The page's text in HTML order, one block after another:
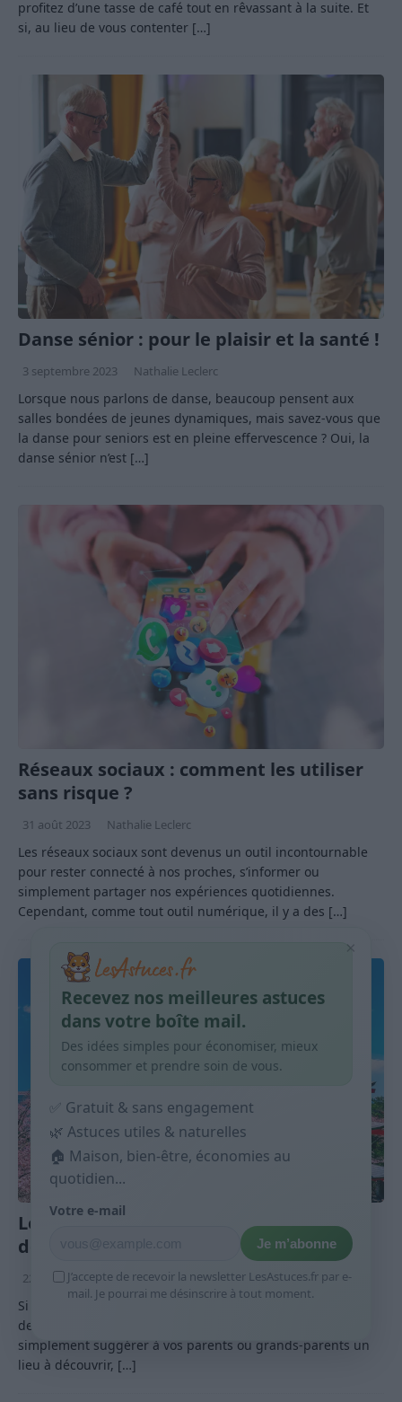
profitez d’une tasse de café tout en rêvassant à la suite. Et
si, au lieu de vous contenter […]
Danse sénior : pour le plaisir et la santé !
3 septembre 2023 Nathalie Leclerc
Lorsque nous parlons de danse, beaucoup pensent aux
salles bondées de jeunes dynamiques, mais savez-vous que
la danse pour seniors est en pleine effervescence ? Oui, la
danse sénior n’est […]
Réseaux sociaux : comment les utiliser
sans risque ?
31 août 2023 Nathalie Leclerc
Les réseaux sociaux sont devenus un outil incontournable
pour rester connecté à nos proches, s’informer ou
simplement partager nos expériences quotidiennes.
Cependant, comme tout outil numérique, il y a des […]
Les 5 destinations de voyage préférées
des séniors – La n°3 vous surprendra !
22 août 2023 Nathalie Leclerc
Si vous avez atteint l’âge d’or et que vous cherchez la
destination de voyage parfaite, ou si vous voulez
simplement suggérer à vos parents ou grands-parents un
lieu à découvrir, […]
×
Recevez nos meilleures astuces
dans votre boîte mail.
Des idées simples pour économiser, mieux
consommer et prendre soin de vous.
✅ Gratuit & sans engagement
🌿 Astuces utiles & naturelles
🏠 Maison, bien-être, économies au
quotidien...
Votre e-mail
Je m’abonne
J’accepte de recevoir la newsletter LesAstuces.fr par e-
mail. Je pourrai me désinscrire à tout moment.